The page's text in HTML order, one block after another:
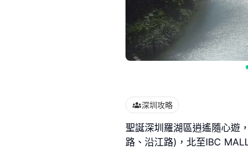
深圳攻略
聖誕深圳羅湖區逍遙隨心遊
路、沿江路)，北至IBC